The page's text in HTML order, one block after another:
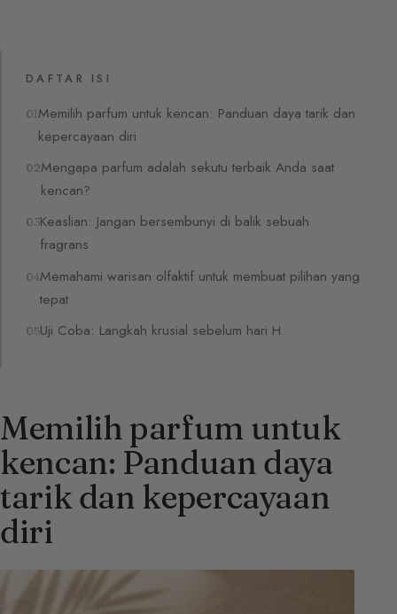
DAFTAR ISI
Memilih parfum untuk kencan: Panduan daya tarik dan
kepercayaan diri
Mengapa parfum adalah sekutu terbaik Anda saat
kencan?
Keaslian: Jangan bersembunyi di balik sebuah
fragrans
Memahami warisan olfaktif untuk membuat pilihan yang
tepat
Uji Coba: Langkah krusial sebelum hari H
Memilih parfum untuk
kencan: Panduan daya
tarik dan kepercayaan
diri